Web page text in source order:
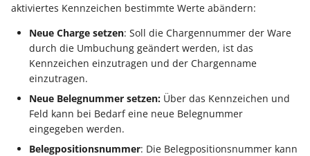
aktiviertes Kennzeichen bestimmte Werte abändern:
Neue Charge setzen: Soll die Chargennummer der Ware
durch die Umbuchung geändert werden, ist das
Kennzeichen einzutragen und der Chargenname
einzutragen.
Neue Belegnummer setzen: Über das Kennzeichen und
Feld kann bei Bedarf eine neue Belegnummer
eingegeben werden.
Belegpositionsnummer: Die Belegpositionsnummer kann